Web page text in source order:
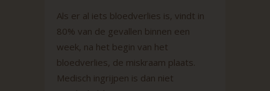
Als er al iets bloedverlies is, vindt in
80% van de gevallen binnen een
week, na het begin van het
bloedverlies, de miskraam plaats.
Medisch ingrijpen is dan niet